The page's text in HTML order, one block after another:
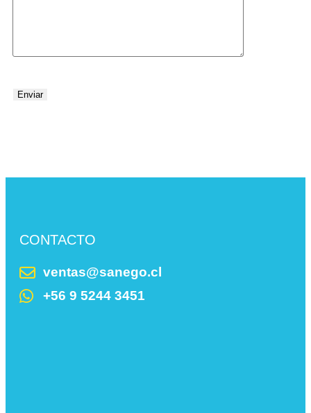
CONTACTO
ventas@sanego.cl
+56 9 5244 3451